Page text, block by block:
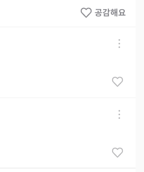
공감해요